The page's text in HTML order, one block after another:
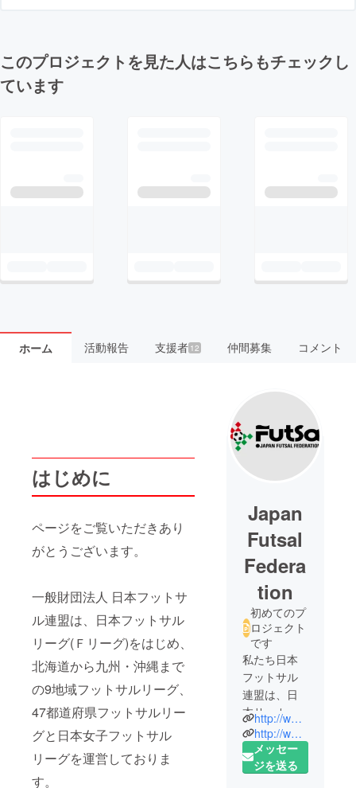
このプロジェクトを見た人はこちらもチェックし
ています
ホーム 活動報告 支援者 12 仲間募集 コメント
はじめに
ページをご覧いただきあり
がとうございます。
一般財団法人 日本フットサ
ル連盟は、日本フットサル
リーグ(Ｆリーグ)をはじめ、
北海道から九州・沖縄まで
の9地域フットサルリーグ、
47都道府県フットサルリー
グと日本女子フットサル
リーグを運営しておりま
す。
Japan
Futsal
Federa
tion
初めてのプ
ロジェクト
です
私たち日本
フットサル
連盟は、日
本サッカー
協会（JFA）
傘下の一般
財団法人
http://www.fleague.jp/
http://www.jff-futsal.or.jp/
メッセー
ジを送る